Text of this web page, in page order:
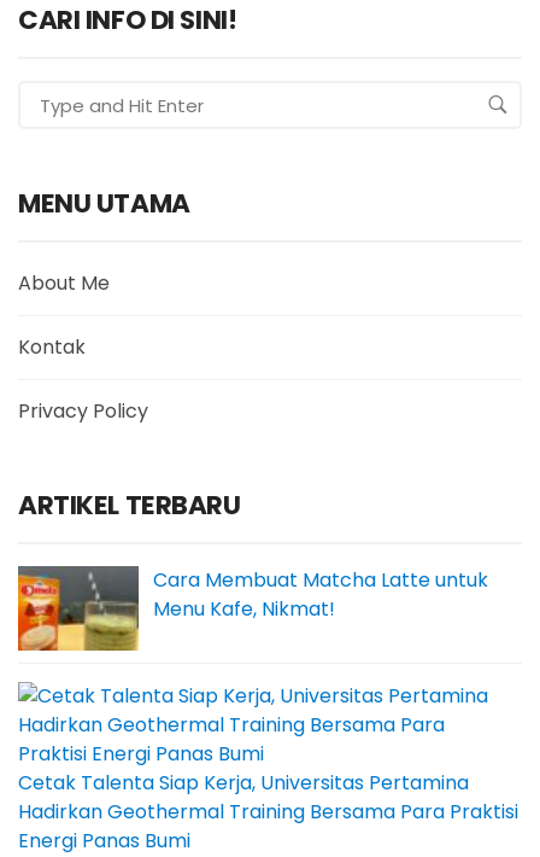
CARI INFO DI SINI!
MENU UTAMA
About Me
Kontak
Privacy Policy
ARTIKEL TERBARU
Cara Membuat Matcha Latte untuk
Menu Kafe, Nikmat!
Cetak Talenta Siap Kerja, Universitas Pertamina
Hadirkan Geothermal Training Bersama Para Praktisi
Energi Panas Bumi